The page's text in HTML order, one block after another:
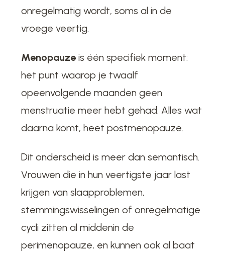
onregelmatig wordt, soms al in de
vroege veertig.
Menopauze is één specifiek moment:
het punt waarop je twaalf
opeenvolgende maanden geen
menstruatie meer hebt gehad. Alles wat
daarna komt, heet postmenopauze.
Dit onderscheid is meer dan semantisch.
Vrouwen die in hun veertigste jaar last
krijgen van slaapproblemen,
stemmingswisselingen of onregelmatige
cycli zitten al middenin de
perimenopauze, en kunnen ook al baat